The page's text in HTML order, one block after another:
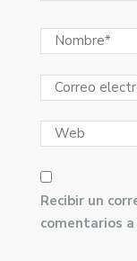
Recibir un
comentarios